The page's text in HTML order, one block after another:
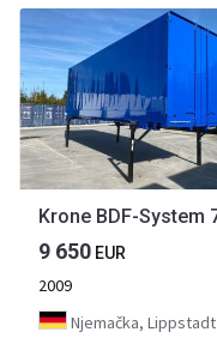
9 650 EUR
2009
Njemačka, Lippstadt